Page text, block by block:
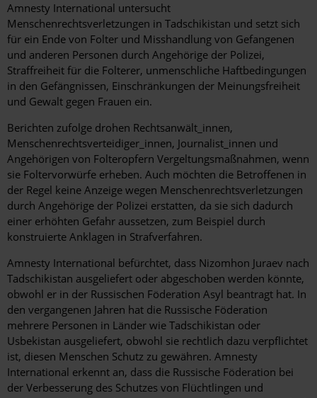
Hintergrund
Amnesty International untersucht
Menschenrechtsverletzungen in Tadschikistan und setzt sich
für ein Ende von Folter und Misshandlung von Gefangenen
und anderen Personen durch Angehörige der Polizei,
Straffreiheit für die Folterer, unmenschliche Haftbedingungen
in den Gefängnissen, Einschränkungen der Meinungsfreiheit
und Gewalt gegen Frauen ein.
Berichten zufolge drohen Rechtsanwält_innen,
Menschenrechtsverteidiger_innen, Journalist_innen und
Angehörigen von Folteropfern Vergeltungsmaßnahmen, wenn
sie Foltervorwürfe erheben. Auch möchten die Betroffenen in
der Regel keine Anzeige wegen Menschenrechtsverletzungen
durch Angehörige der Polizei erstatten, da sie sich dadurch
einer erhöhten Gefahr aussetzen, zum Beispiel durch
konstruierte Anklagen in Strafverfahren.
Amnesty International befürchtet, dass Nizomhon Juraev nach
Tadschikistan ausgeliefert oder abgeschoben werden könnte,
obwohl er in der Russischen Föderation Asyl beantragt hat. In
den vergangenen Jahren hat die Russische Föderation
mehrere Personen in Länder wie Tadschikistan oder
Usbekistan ausgeliefert, obwohl sie rechtlich dazu verpflichtet
ist, diesen Menschen Schutz zu gewähren. Amnesty
International erkennt an, dass die Russische Föderation bei
der Verbesserung des Schutzes von Flüchtlingen und